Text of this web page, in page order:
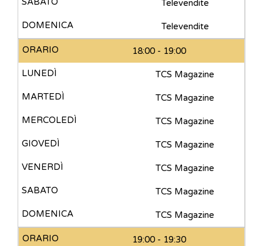
Televendite
Televendite
18:00 - 19:00
TCS Magazine
TCS Magazine
TCS Magazine
TCS Magazine
TCS Magazine
TCS Magazine
TCS Magazine
19:00 - 19:30